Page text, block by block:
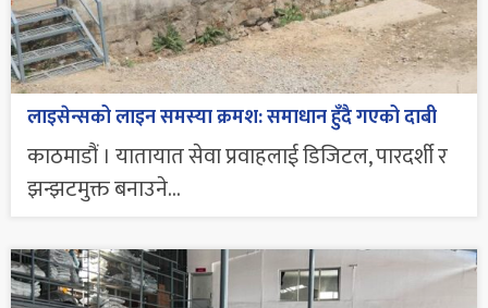
लाइसेन्सको लाइन समस्या क्रमश: समाधान हुँदै गएको दाबी
काठमाडौं । यातायात सेवा प्रवाहलाई डिजिटल, पारदर्शी र
झन्झटमुक्त बनाउने...